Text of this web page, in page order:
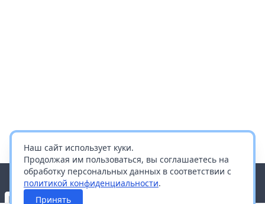
Наш сайт использует куки.
Продолжая им пользоваться, вы соглашаетесь на
обработку персональных данных в соответствии с
политикой конфиденциальности.
Принять